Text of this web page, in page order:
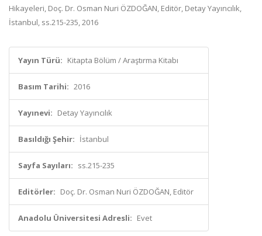
Hikayeleri, Doç. Dr. Osman Nuri ÖZDOĞAN, Editör, Detay Yayıncılık,
İstanbul, ss.215-235, 2016
Yayın Türü: Kitapta Bölüm / Araştırma Kitabı
Basım Tarihi: 2016
Yayınevi: Detay Yayıncılık
Basıldığı Şehir: İstanbul
Sayfa Sayıları: ss.215-235
Editörler: Doç. Dr. Osman Nuri ÖZDOĞAN, Editör
Anadolu Üniversitesi Adresli: Evet